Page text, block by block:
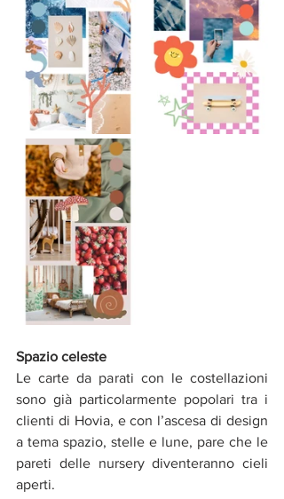
Spazio celeste
Le carte da parati con le costellazioni
sono già particolarmente popolari tra i
clienti di Hovia, e con l’ascesa di design
a tema spazio, stelle e lune, pare che le
pareti delle nursery diventeranno cieli
aperti.